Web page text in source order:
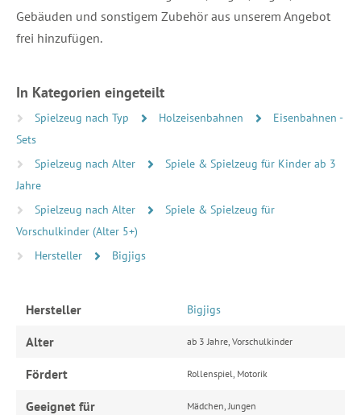
Gebäuden und sonstigem Zubehör aus unserem Angebot
frei hinzufügen.
In Kategorien eingeteilt
Spielzeug nach Typ Holzeisenbahnen
Eisenbahnen -
Sets
Spielzeug nach Alter
Spiele & Spielzeug für Kinder ab 3
Jahre
Spielzeug nach Alter
Spiele & Spielzeug für
Vorschulkinder (Alter 5+)
Hersteller
Bigjigs
Hersteller Bigjigs
Alter ab 3 Jahre, Vorschulkinder
Fördert Rollenspiel, Motorik
Geeignet für Mädchen, Jungen